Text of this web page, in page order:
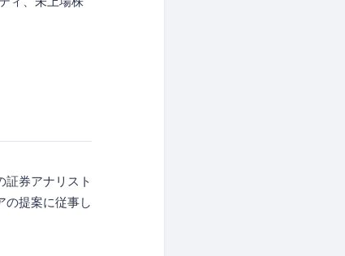
証券アナリスト
の提案に従事し